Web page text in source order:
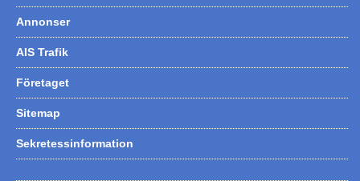
Annonser
AIS Trafik
Företaget
Sitemap
Sekretessinformation